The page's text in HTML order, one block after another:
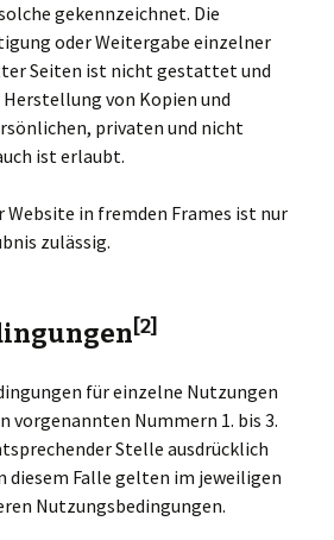
gekennzeichnet. Die
oder Weitergabe einzelner
Seiten ist nicht gestattet und
von Kopien und
privaten und nicht
ist erlaubt.
Website in fremden Frames ist nur
zulässig.
[2]
für einzelne Nutzungen
vorgenannten Nummern 1. bis 3.
Stelle ausdrücklich
diesem Falle gelten im jeweiligen
Nutzungsbedingungen.